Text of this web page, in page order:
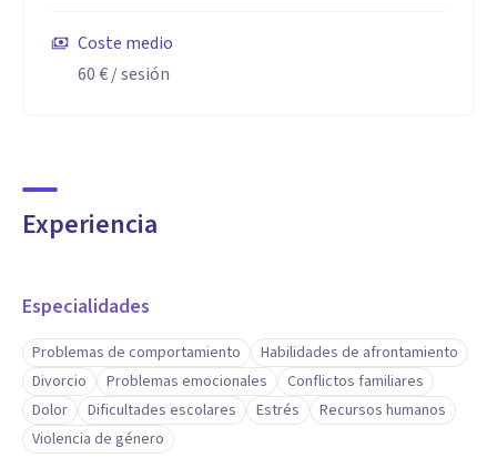
Coste medio
60 €/ sesión
Experiencia
Especialidades
Problemas de comportamiento
Habilidades de afrontamiento
Divorcio
Problemas emocionales
Conflictos familiares
Dolor
Dificultades escolares Estrés
Recursos humanos
Violencia de género